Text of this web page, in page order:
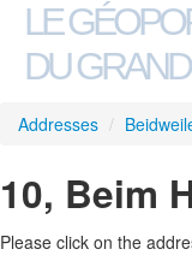
LE
DU
Addresses /
10, Beim
Please click on the